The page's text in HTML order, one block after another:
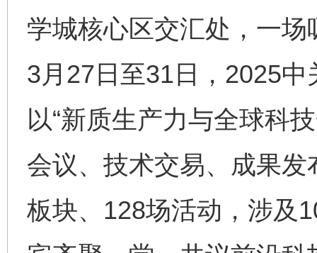
学城核心区交汇处，一
3月27日至31日，2025
以“新质生产力与全球科
会议、技术交易、成果
板块、128场活动，涉及